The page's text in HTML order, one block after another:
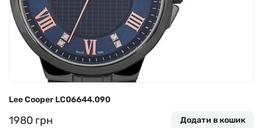
Lee Cooper LC06644.090
1980 грн Додати в кошик